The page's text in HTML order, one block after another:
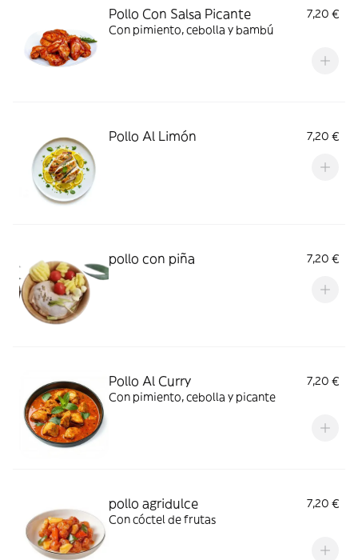
Pollo Con Salsa Picante
7,20 €
Con pimiento, cebolla y bambú
Pollo Al Limón 7,20 €
pollo con piña 7,20 €
Pollo Al Curry
7,20 €
Con pimiento, cebolla y picante
pollo agridulce
7,20 €
Con cóctel de frutas